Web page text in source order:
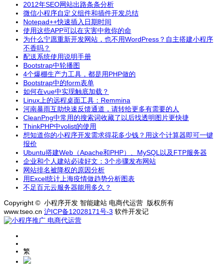
2012年SEO网站出路条条分析
微信小程序自定义组件和插件开发总结
Notepad++快速插入日期时间
使用这些APP可以在灾害中救你的命
为什么宁愿重新开发网站，也不用WordPress？自主搭建小程序
不香吗？
配送系统使用说明手册
Bootstrap中轮播图
4个爆棚生产力工具，都是用PHP做的
Bootstrap中的form表单
如何在vue中实现触底加载？
Linux上的远程桌面工具：Remmina
河南暴雨互助快速反馈通道，请转给更多有需要的人
CleanPng中常用的搜索词收藏了以后找透明图片更快捷
ThinkPHP中volist的使用
想知道你的小程序开发需求得花多少钱？用这个计算器即可一键
报价
Ubuntu搭建Web（Apache和PHP）、MySQL以及FTP服务器
企业和个人建站必读好文：3个步骤发布网站
网站排名被降权的原因分析
用Excel统计上海疫情做趋势分析图表
不足百元云服务器能用多久？
Copyright © 小程序开发 智能建站 电商代运营 版权所有
www.tseo.cn 沪ICP备12028171号-3 软件开发记
繁